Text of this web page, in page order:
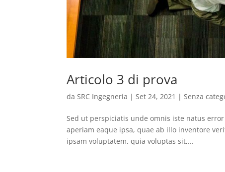
Articolo 3 di prova
da SRC Ingegneria | Set 24, 2021 | Senza
Sed ut perspiciatis unde omnis iste natus
aperiam eaque ipsa, quae ab illo inventore
ipsam voluptatem, quia voluptas sit,...